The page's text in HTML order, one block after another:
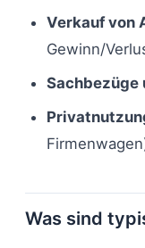
Verkauf von
Gewinn/
Was sind